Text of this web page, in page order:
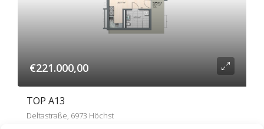
€221.000,00
TOP A13
Deltastraße, 6973 Höchst